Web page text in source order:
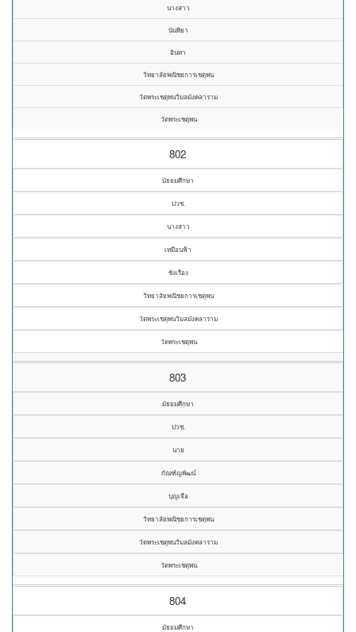
นางสาว
นันทิยา
อินทา
วิทยาลัยพณิชยการเชตุพน
วัดพระเชตุพนวิมลมังคลาราม
วัดพระเชตุพน
802
มัธยมศึกษา
ปวช.
นางสาว
เหมือนฟ้า
ชังเรือง
วิทยาลัยพณิชยการเชตุพน
วัดพระเชตุพนวิมลมังคลาราม
วัดพระเชตุพน
803
มัธยมศึกษา
ปวช.
นาย
กัณฑ์ญพัฒน์
บุญเจือ
วิทยาลัยพณิชยการเชตุพน
วัดพระเชตุพนวิมลมังคลาราม
วัดพระเชตุพน
804
มัธยมศึกษา